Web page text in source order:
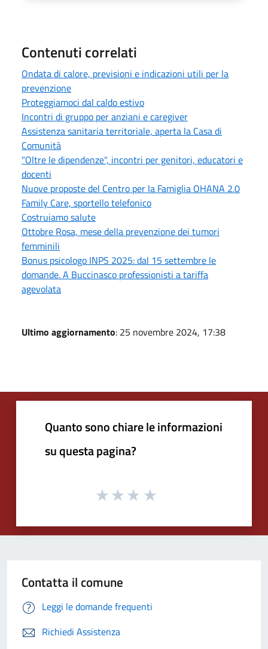
Contenuti correlati
Ondata di calore, previsioni e indicazioni utili per la
prevenzione
Proteggiamoci dal caldo estivo
Incontri di gruppo per anziani e caregiver
Assistenza sanitaria territoriale, aperta la Casa di
Comunità
"Oltre le dipendenze", incontri per genitori, educatori e
docenti
Nuove proposte del Centro per la Famiglia OHANA 2.0
Family Care, sportello telefonico
Costruiamo salute
Ottobre Rosa, mese della prevenzione dei tumori
femminili
Bonus psicologo INPS 2025: dal 15 settembre le
domande. A Buccinasco professionisti a tariffa
agevolata
Ultimo aggiornamento: 25 novembre 2024, 17:38
Quanto sono chiare le informazioni
su questa pagina?
Contatta il comune
Leggi le domande frequenti
Richiedi Assistenza